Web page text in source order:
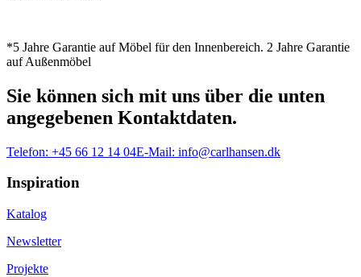
*5 Jahre Garantie auf Möbel für den Innenbereich. 2 Jahre Garantie
auf Außenmöbel
Sie können sich mit uns über die unten
angegebenen Kontaktdaten.
Telefon: +45 66 12 14 04E-Mail: info@carlhansen.dk
Inspiration
Katalog
Newsletter
Projekte